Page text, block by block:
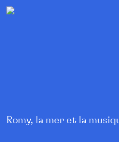
Romy, la mer et la